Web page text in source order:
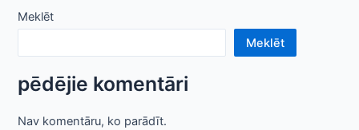
Meklēt
Meklēt
pēdējie komentāri
Nav komentāru, ko parādīt.